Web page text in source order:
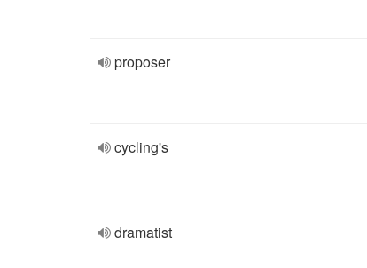
proposer
cycling's
dramatist